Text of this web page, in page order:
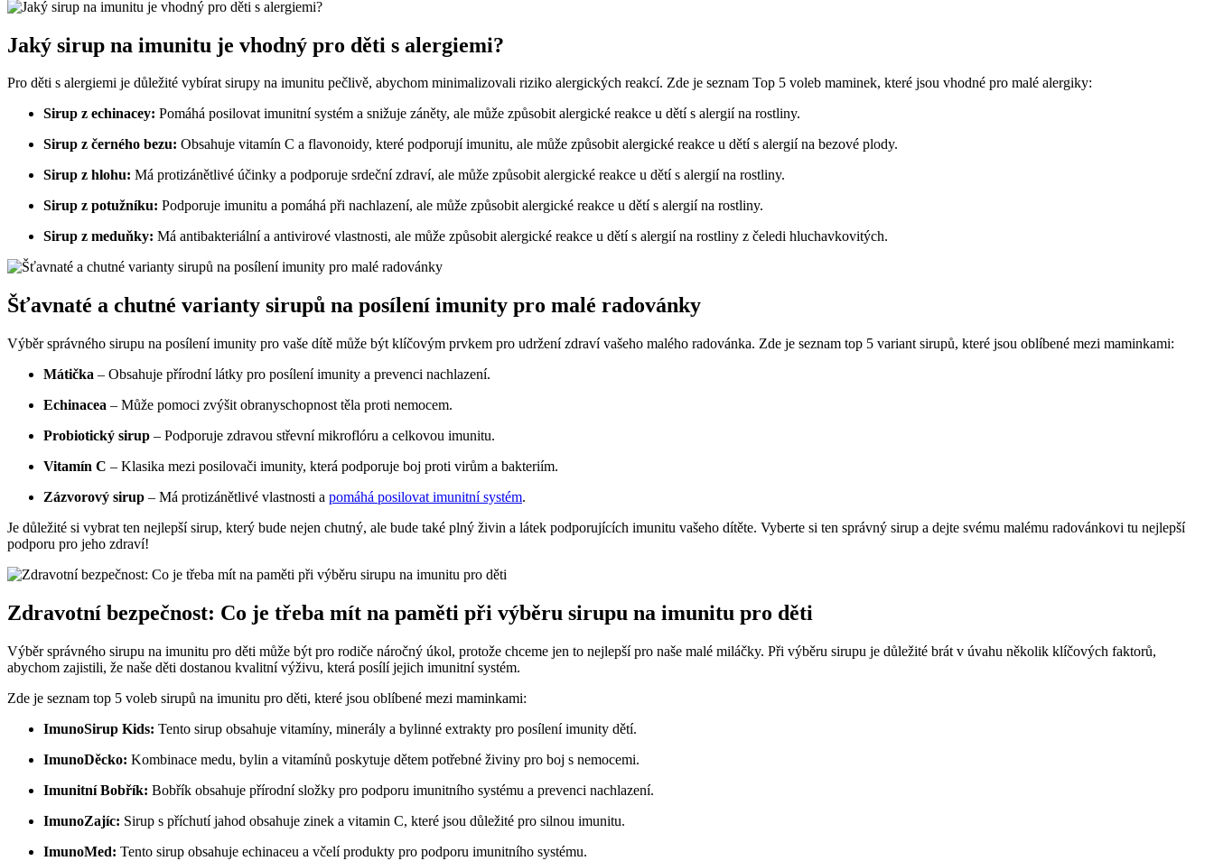
Jaký sirup na imunitu je vhodný pro děti s alergiemi?
Pro děti s alergiemi je důležité vybírat sirupy na imunitu pečlivě, abychom minimalizovali riziko alergických reakcí. Zde je seznam Top 5 voleb maminek, které jsou vhodné pro malé alergiky:
Sirup z echinacey: Pomáhá posilovat imunitní systém a snižuje záněty, ale může způsobit alergické reakce u dětí s alergií na rostliny.
Sirup z černého bezu: Obsahuje vitamín C a flavonoidy, které podporují imunitu, ale může způsobit alergické reakce u dětí s alergií na bezové plody.
Sirup z hlohu: Má protizánětlivé účinky a podporuje srdeční zdraví, ale může způsobit alergické reakce u dětí s alergií na rostliny.
Sirup z potužníku: Podporuje imunitu a pomáhá při nachlazení, ale může způsobit alergické reakce u dětí s alergií na rostliny.
Sirup z meduňky: Má antibakteriální a antivirové vlastnosti, ale může způsobit alergické reakce u dětí s alergií na rostliny z čeledi hluchavkovitých.
Šťavnaté a chutné varianty sirupů na posílení imunity pro malé radovánky
Výběr správného sirupu na posílení imunity pro vaše dítě může být klíčovým prvkem pro udržení zdraví vašeho malého radovánka. Zde je seznam top 5 variant sirupů, které jsou oblíbené mezi maminkami:
Mátička – Obsahuje přírodní látky pro posílení imunity a prevenci nachlazení.
Echinacea – Může pomoci zvýšit obranyschopnost těla proti nemocem.
Probiotický sirup – Podporuje zdravou střevní mikroflóru a celkovou imunitu.
Vitamín C – Klasika mezi posilovači imunity, která podporuje boj proti virům a bakteriím.
Zázvorový sirup – Má protizánětlivé vlastnosti a pomáhá posilovat imunitní systém.
Je důležité si vybrat ten nejlepší sirup, který bude nejen chutný, ale bude také plný živin a látek podporujících imunitu vašeho dítěte. Vyberte si ten správný sirup a dejte svému malému radovánkovi tu nejlepší
podporu pro jeho zdraví!
Zdravotní bezpečnost: Co je třeba mít na paměti při výběru sirupu na imunitu pro děti
Výběr správného sirupu na imunitu pro děti může být pro rodiče náročný úkol, protože chceme jen to nejlepší pro naše malé miláčky. Při výběru sirupu je důležité brát v úvahu několik klíčových faktorů,
abychom zajistili, že naše děti dostanou kvalitní výživu, která posílí jejich imunitní systém.
Zde je seznam top 5 voleb sirupů na imunitu pro děti, které jsou oblíbené mezi maminkami:
ImunoSirup Kids: Tento sirup obsahuje vitamíny, minerály a bylinné extrakty pro posílení imunity dětí.
ImunoDěcko: Kombinace medu, bylin a vitamínů poskytuje dětem potřebné živiny pro boj s nemocemi.
Imunitní Bobřík: Bobřík obsahuje přírodní složky pro podporu imunitního systému a prevenci nachlazení.
ImunoZajíc: Sirup s příchutí jahod obsahuje zinek a vitamin C, které jsou důležité pro silnou imunitu.
ImunoMed: Tento sirup obsahuje echinaceu a včelí produkty pro podporu imunitního systému.